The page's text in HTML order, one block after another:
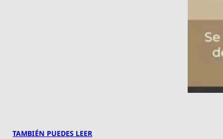
TAMBIÉN PUEDES LEER